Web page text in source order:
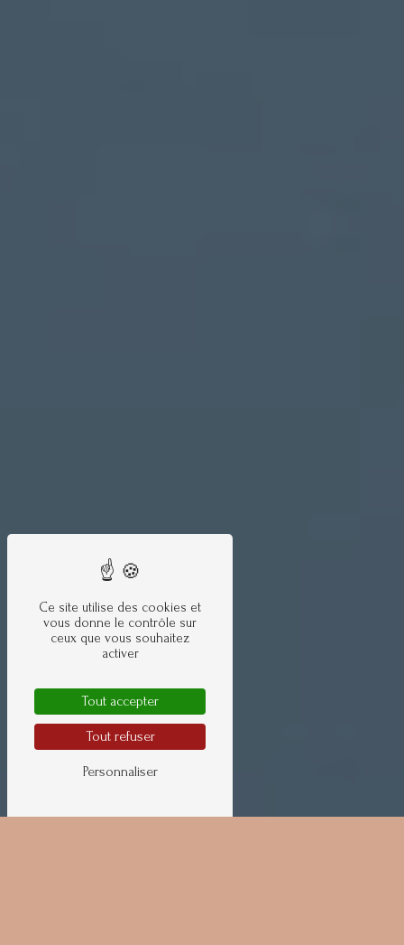
Ce site utilise des cookies et
vous donne le contrôle sur
ceux que vous souhaitez
activer
Tout accepter
Tout refuser
Personnaliser